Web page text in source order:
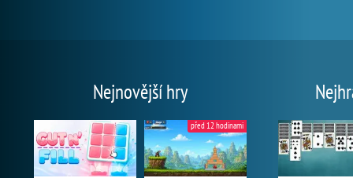
Nejnovější hry
před 12 hodinami